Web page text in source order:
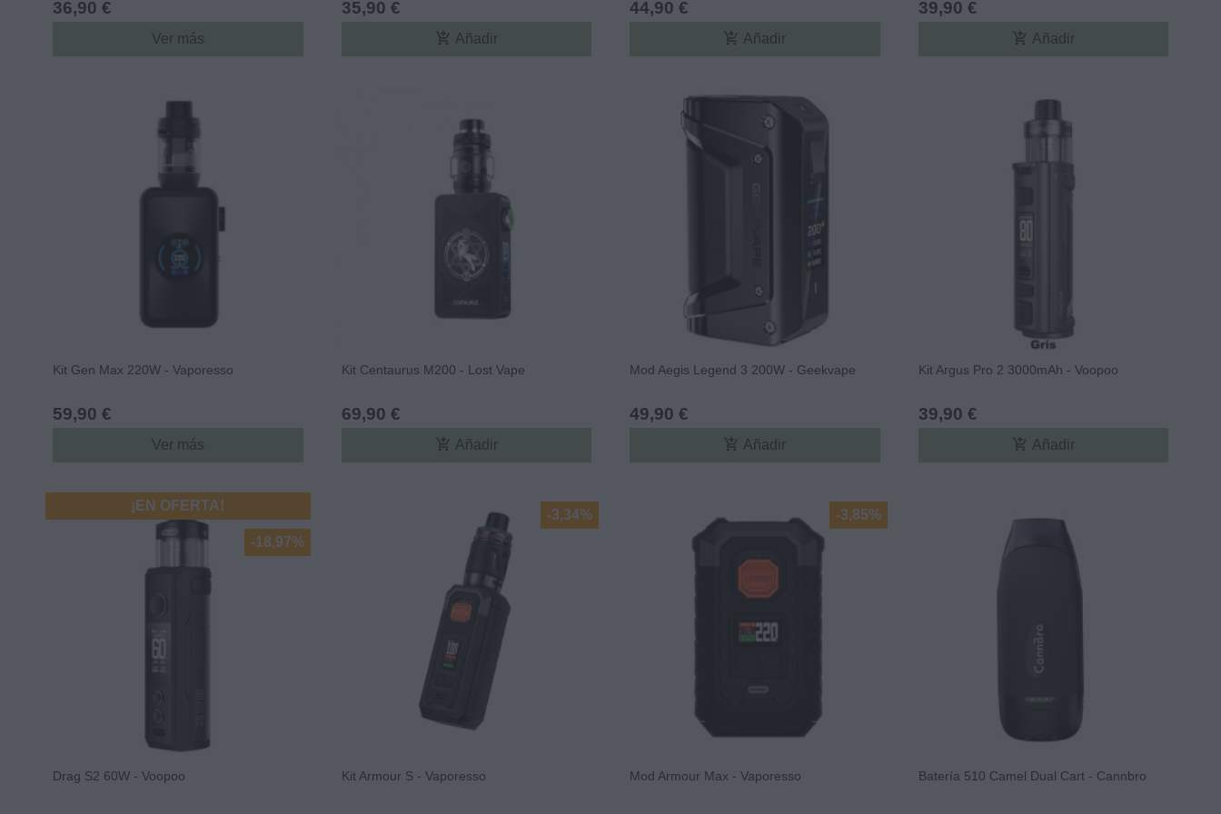
36,90 €
Ver más
35,90 €
add_shopping_cart Añadir
44,90 €
add_shopping_cart Añadir
39,90 €
add_shopping_cart Añadir
Kit Gen Max 220W - Vaporesso
59,90 €
Ver más
Kit Centaurus M200 - Lost Vape
69,90 €
add_shopping_cart Añadir
Mod Aegis Legend 3 200W - Geekvape
49,90 €
add_shopping_cart Añadir
Kit Argus Pro 2 3000mAh - Voopoo
39,90 €
add_shopping_cart Añadir
Drag S2 60W - Voopoo
¡EN OFERTA!
-18,97%
Kit Armour S - Vaporesso
-3,34%
Mod Armour Max - Vaporesso
-3,85%
Batería 510 Camel Dual Cart - Cannbro